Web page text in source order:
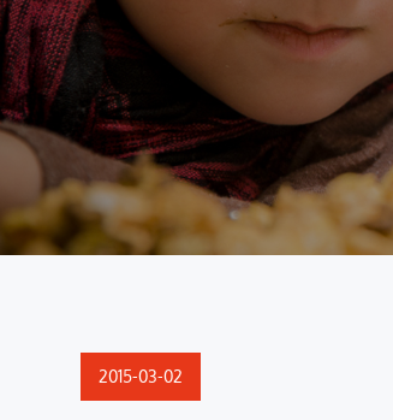
Posted
2015-03-02